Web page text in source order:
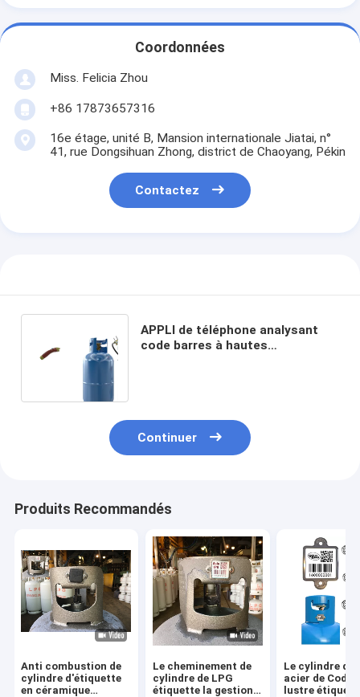
Coordonnées
Miss. Felicia Zhou
+86 17873657316
16e étage, unité B, Mansion internationale Jiatai, n°
41, rue Dongsihuan Zhong, district de Chaoyang, Pékin
Contactez
APPLI de téléphone analysant
code barres à hautes
Continuer
Produits Recommandés
Anti combustion de
cylindre d'étiquette
en céramique
Le cheminement de
cylindre de LPG
étiquette la gestion
Le cylindre de
acier de Code
lustre